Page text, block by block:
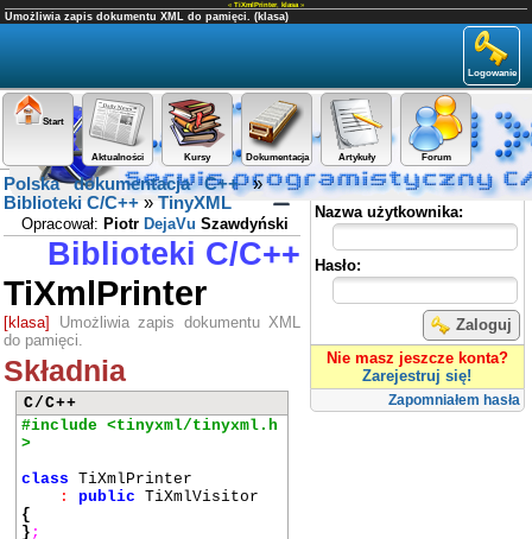
« TiXmlPrinter, klasa »
Umożliwia zapis dokumentu XML do pamięci. (klasa)
Logowanie
Start
Aktualności Kursy Dokumentacja Artykuły Forum
Panel użytkownika
Nazwa użytkownika:
Hasło:
Zaloguj
Nie masz jeszcze konta?
Zarejestruj się!
Zapomniałem hasła
Polska dokumentacja C++»
Biblioteki C/C++ » TinyXML
Opracował: Piotr DejaVu Szawdyński
Biblioteki C/C++
TiXmlPrinter
[klasa] Umożliwia zapis dokumentu XML
do pamięci.
Składnia
C/C++
#include <tinyxml/tinyxml.h
>
class TiXmlPrinter
:
public TiXmlVisitor
{
} ;